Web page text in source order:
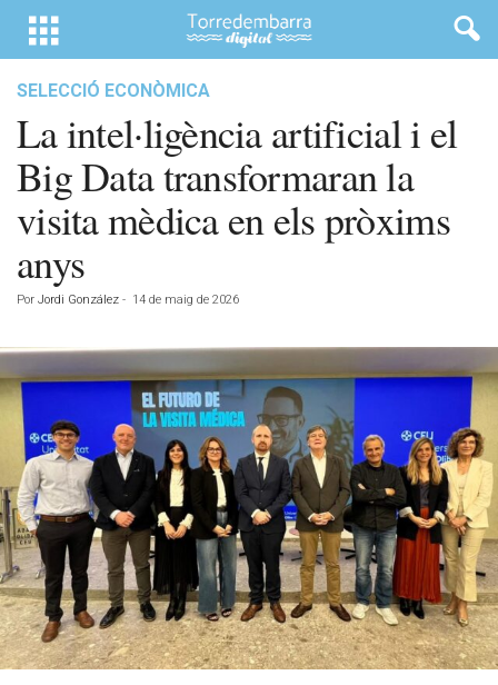
SELECCIÓ ECONÒMICA
La intel·ligència artificial i el
Big Data transformaran la
visita mèdica en els pròxims
anys
Por Jordi González - 14 de maig de 2026